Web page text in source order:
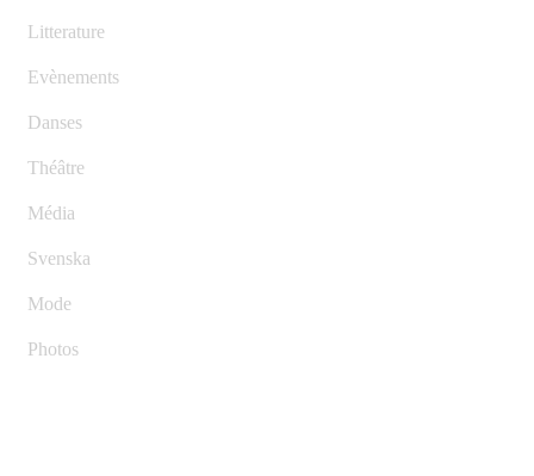
Litterature
Evènements
Danses
Théâtre
Média
Svenska
Mode
Photos